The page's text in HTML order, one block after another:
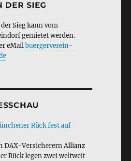
DER SIEG
Sieg kann vom
gemietet werden.
eMailbuergerverein-
Rück fest auf
DAX-Versicherern Allianz
Rück legen zwei weltweit